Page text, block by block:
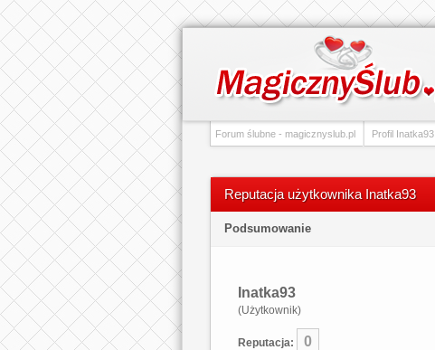
Forum ślubne - magicznyslub.pl Profil Inatka93
Reputacja użytkownika Inatka93
Podsumowanie
Inatka93
(Użytkownik)
Reputacja: 0